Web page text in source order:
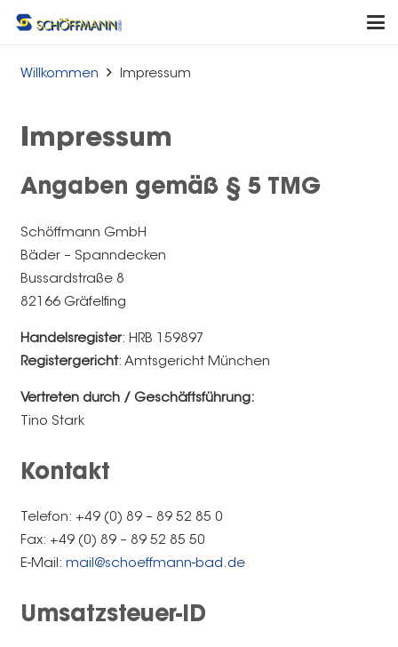
Willkommen Impressum
Impressum
Angaben gemäß § 5 TMG
Schöffmann GmbH
Bäder – Spanndecken
Bussardstraße 8
82166 Gräfelfing
Handelsregister: HRB 159897
Registergericht: Amtsgericht München
Vertreten durch / Geschäftsführung:
Tino Stark
Kontakt
Telefon: +49 (0) 89 – 89 52 85 0
Fax: +49 (0) 89 – 89 52 85 50
E-Mail: mail@schoeffmann-bad.de
Umsatzsteuer-ID